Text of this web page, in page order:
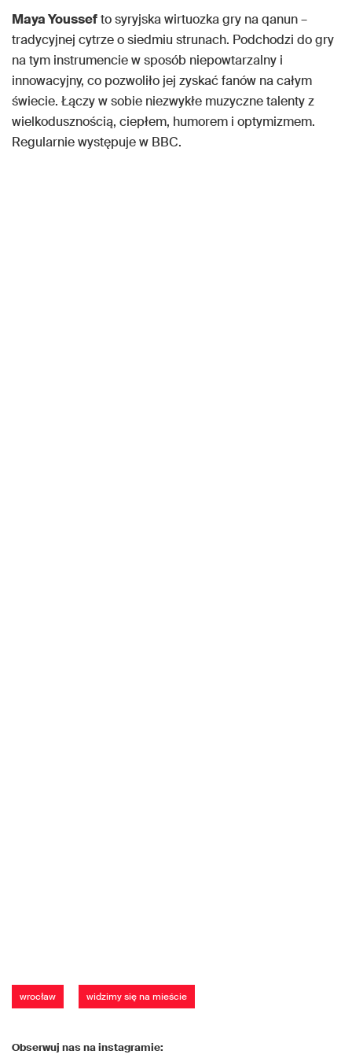
Maya Youssefto syryjska wirtuozka gry na qanun –
tradycyjnej cytrze o siedmiu strunach. Podchodzi do gry
na tym instrumencie w sposób niepowtarzalny i
innowacyjny, co pozwoliło jej zyskać fanów na całym
świecie. Łączy w sobie niezwykłe muzyczne talenty z
wielkodusznością, ciepłem, humorem i optymizmem.
Regularnie występuje w BBC.
wrocław widzimy się na mieście
Obserwuj nas na instagramie: